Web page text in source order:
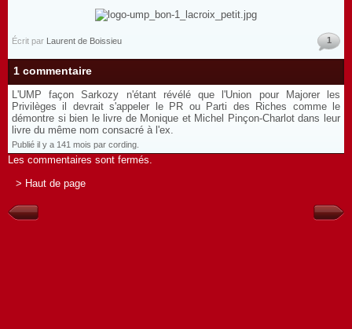
Écrit par Laurent de Boissieu 1
1 commentaire
L'UMP façon Sarkozy n'étant révélé que l'Union pour Majorer les
Privilèges il devrait s'appeler le PR ou Parti des Riches comme le
démontre si bien le livre de Monique et Michel Pinçon-Charlot dans leur
livre du même nom consacré à l'ex.
Publié il y a 141 mois par cording.
Les commentaires sont fermés.
> Haut de page